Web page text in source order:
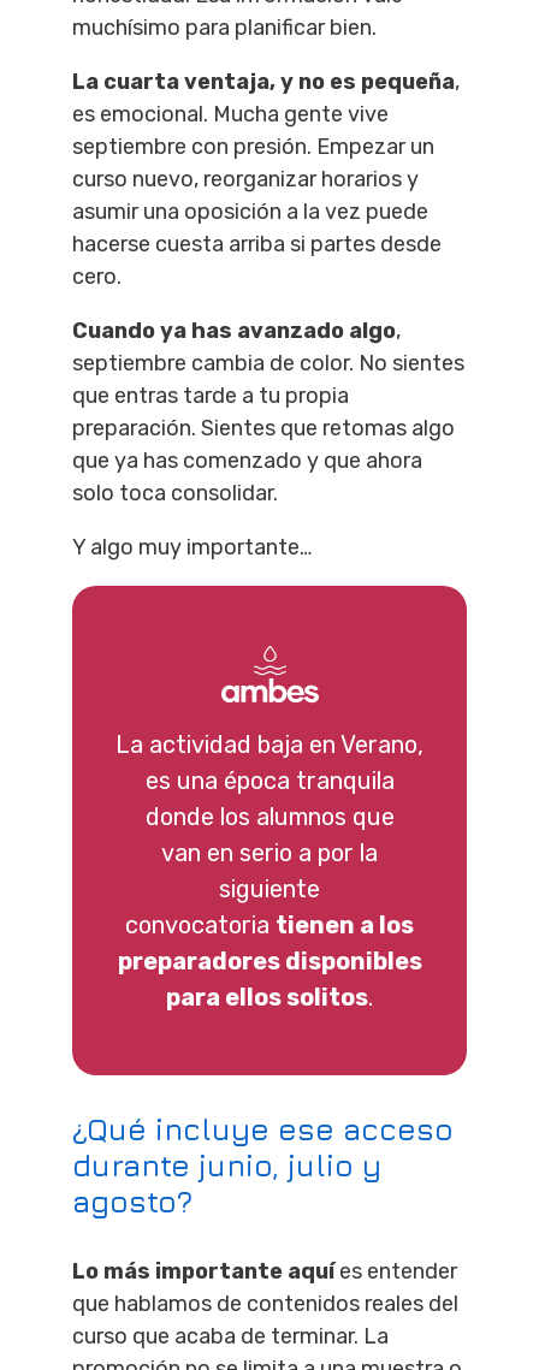
muchísimo para planificar bien.
La cuarta ventaja, y no es pequeña,
es emocional. Mucha gente vive
septiembre con presión. Empezar un
curso nuevo, reorganizar horarios y
asumir una oposición a la vez puede
hacerse cuesta arriba si partes desde
cero.
Cuando ya has avanzado algo,
septiembre cambia de color. No sientes
que entras tarde a tu propia
preparación. Sientes que retomas algo
que ya has comenzado y que ahora
solo toca consolidar.
Y algo muy importante…
La actividad baja en Verano,
es una época tranquila
donde los alumnos que
van en serio a por la
siguiente
convocatoria tienen a los
preparadores disponibles
para ellos solitos.
¿Qué incluye ese acceso
durante junio, julio y
agosto?
Lo más importante aquíes entender
que hablamos de contenidos reales del
curso que acaba de terminar. La